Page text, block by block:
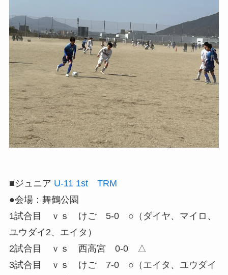
■ジュニア U-11 1st TRM
●会場：舞鶴公園
1試合目 ｖｓ けご 5-0 ○（ダイヤ、マイロ、
ユウダイ2、エイタ）
2試合目 ｖｓ 西高宮 0-0 △
3試合目 ｖｓ けご 7-0 ○（エイタ、ユウダイ